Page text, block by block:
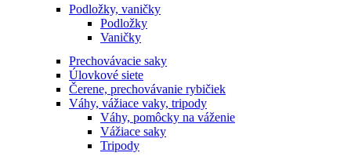
Podložky, vaničky
Podložky
Vaničky
Prechovávacie saky
Úlovkové siete
Čerene, prechovávanie rybičiek
Váhy, vážiace vaky, tripody
Váhy, pomôcky na váženie
Vážiace saky
Tripody